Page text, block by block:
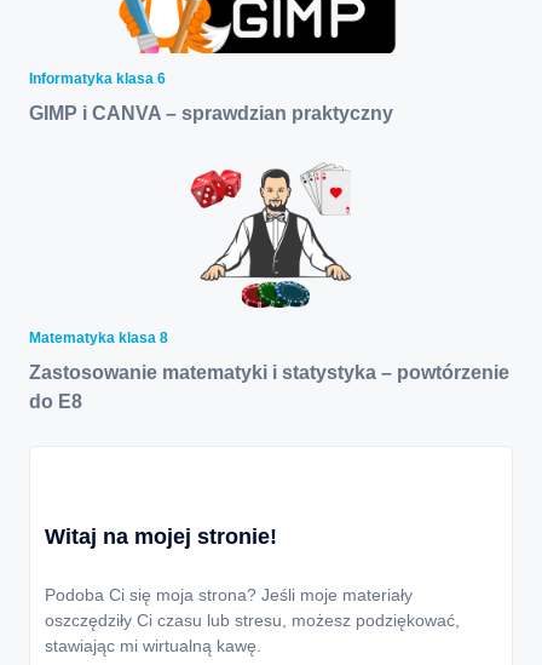
Informatyka klasa 6
GIMP i CANVA – sprawdzian praktyczny
Matematyka klasa 8
Zastosowanie matematyki i statystyka – powtórzenie
do E8
Witaj na mojej stronie!
Podoba Ci się moja strona? Jeśli moje materiały
oszczędziły Ci czasu lub stresu, możesz podziękować,
stawiając mi wirtualną kawę.